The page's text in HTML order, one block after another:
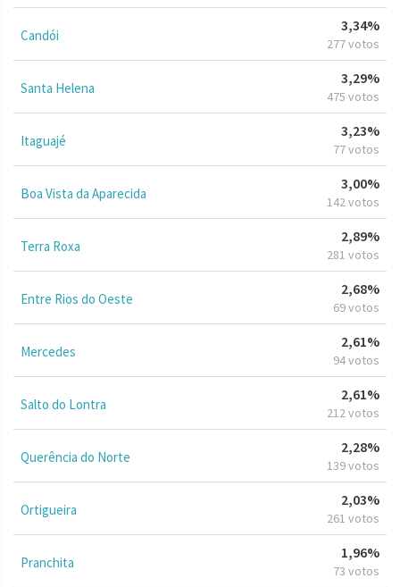
Candói
3,34%
277 votos
Santa Helena
3,29%
475 votos
Itaguajé
3,23%
77 votos
Boa Vista da Aparecida
3,00%
142 votos
Terra Roxa
2,89%
281 votos
Entre Rios do Oeste
2,68%
69 votos
Mercedes
2,61%
94 votos
Salto do Lontra
2,61%
212 votos
Querência do Norte
2,28%
139 votos
Ortigueira
2,03%
261 votos
Pranchita
1,96%
73 votos